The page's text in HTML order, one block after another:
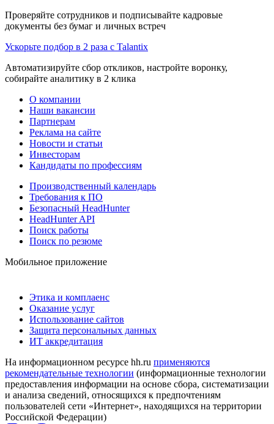
Проверяйте сотрудников и подписывайте кадровые
документы без бумаг и личных встреч
Ускорьте подбор в 2 раза с Talantix
Автоматизируйте сбор откликов, настройте воронку,
собирайте аналитику в 2 клика
О компании
Наши вакансии
Партнерам
Реклама на сайте
Новости и статьи
Инвесторам
Кандидаты по профессиям
Производственный календарь
Требования к ПО
Безопасный HeadHunter
HeadHunter API
Поиск работы
Поиск по резюме
Мобильное приложение
Этика и комплаенс
Оказание услуг
Использование сайтов
Защита персональных данных
ИТ аккредитация
На информационном ресурсе hh.ru применяются
рекомендательные технологии (информационные технологии
предоставления информации на основе сбора, систематизации
и анализа сведений, относящихся к предпочтениям
пользователей сети «Интернет», находящихся на территории
Российской Федерации)